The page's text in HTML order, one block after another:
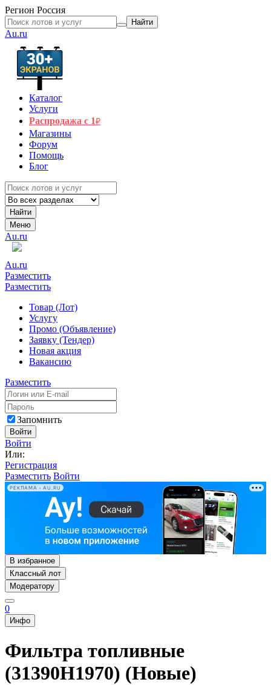
Регион Россия
Найти
Au.ru
Каталог
Услуги
Распродажа с 1₽
Магазины
Форум
Помощь
Блог
Найти
Меню
Au.ru
Au.ru
Разместить
Разместить
Товар (Лот)
Услугу
Промо (Объявление)
Заявку (Тендер)
Новая акция
Вакансию
Разместить
Запомнить
Войти
Войти
Или:
Регистрация
Разместить Войти
РЕКЛАМА • AU.RU
В избранное
Классный лот
Модератору
0
Инфо
Фильтра топливные
(31390H1970) (Новые)